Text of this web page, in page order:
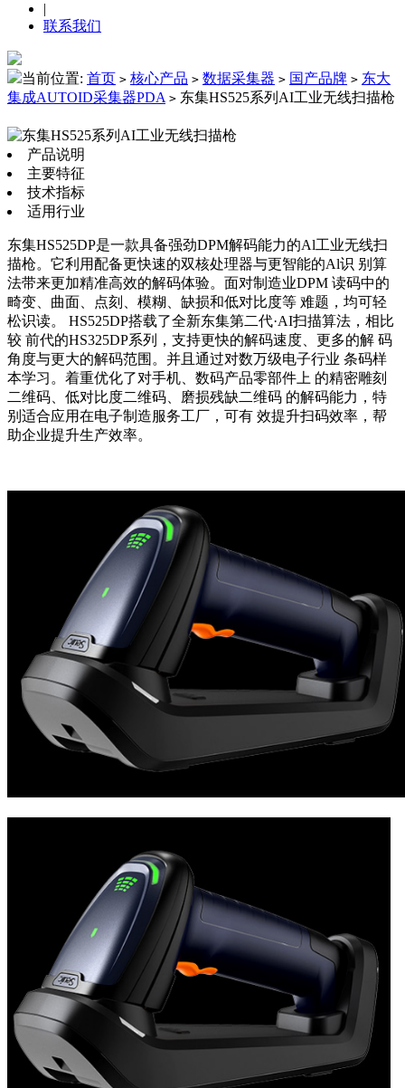
|
联系我们
当前位置: 首页 > 核心产品 > 数据采集器 > 国产品牌 > 东大
集成AUTOID采集器PDA > 东集HS525系列AI工业无线扫描枪
产品说明
主要特征
技术指标
适用行业
东集HS525DP是一款具备强劲DPM解码能力的Al工业无线扫
描枪。它利用配备更快速的双核处理器与更智能的Al识 别算
法带来更加精准高效的解码体验。面对制造业DPM 读码中的
畸变、曲面、点刻、模糊、缺损和低对比度等 难题，均可轻
松识读。 HS525DP搭载了全新东集第二代·AI扫描算法，相比
较 前代的HS325DP系列，支持更快的解码速度、更多的解 码
角度与更大的解码范围。并且通过对数万级电子行业 条码样
本学习。着重优化了对手机、数码产品零部件上 的精密雕刻
二维码、低对比度二维码、磨损残缺二维码 的解码能力，特
别适合应用在电子制造服务工厂，可有 效提升扫码效率，帮
助企业提升生产效率。